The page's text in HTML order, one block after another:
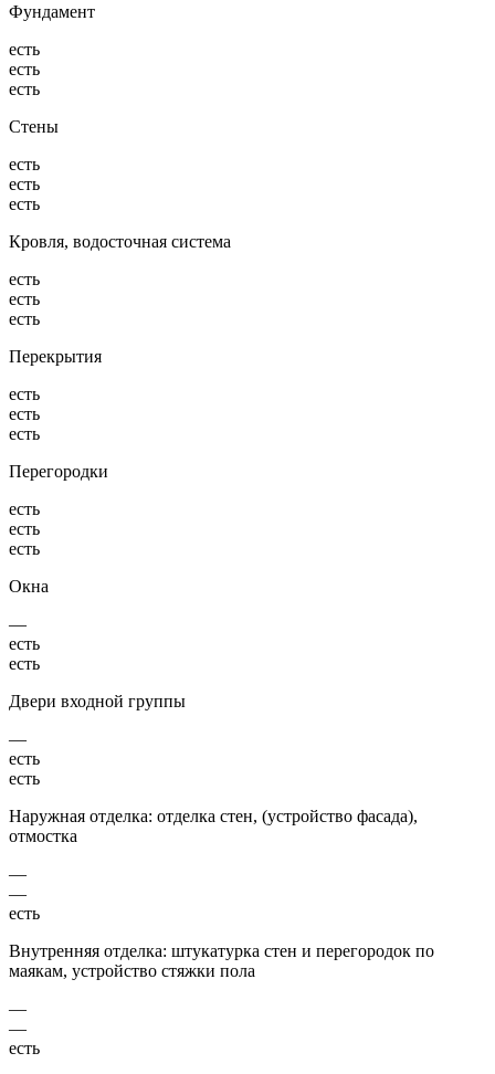
Фундамент
есть
есть
есть
Стены
есть
есть
есть
Кровля, водосточная система
есть
есть
есть
Перекрытия
есть
есть
есть
Перегородки
есть
есть
есть
Окна
—
есть
есть
Двери входной группы
—
есть
есть
Наружная отделка: отделка стен, (устройство фасада),
отмостка
—
—
есть
Внутренняя отделка: штукатурка стен и перегородок по
маякам, устройство стяжки пола
—
—
есть